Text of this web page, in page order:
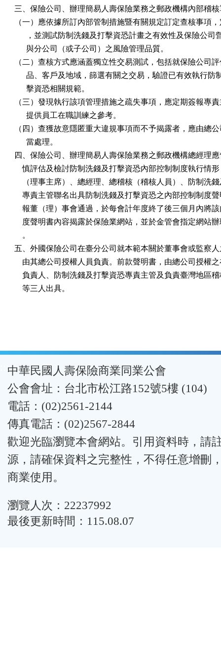
三、保險公司、辦理簡易人壽保險業務之郵政機構內部稽
（一）應依據所訂內部管制措施暨有關規定訂定查核事項
，並測試防制洗錢及打擊資恐計畫之有效性及保險公司
      與分公司（或子公司）之風險管理品質。
（二）查核方式應涵蓋獨立性交易測試，包括就保險公司
品、客戶及地域，篩選有關之交易，驗證已有效執行防
      擊資恐相關規範。
（三）發現執行該項管理措施之疏失事項，應定期簽報專
      提供員工在職訓練之參考。
（四）查獲故意隱匿重大違規事項而不予揭露者，應由總
      當處理。
四、保險公司、辦理簡易人壽保險業務之郵政機構總經理
慎評估及檢討防制洗錢及打擊資恐內部控制制度執行情
（理事主席）、總經理、總稽核（稽核人員）、防制洗
專責主管聯名出具防制洗錢及打擊資恐之內部控制制度
報董（理）事會通過，於每會計年度終了後三個月內將
度聲明書內容揭露於保險業網站，並於金管會指定網站
    。
五、外國保險公司在臺分公司就本範本關於董事會或監察
由其總公司授權人員負責。前款聲明書，由總公司授權
負責人、防制洗錢及打擊資恐專責主管及負責臺灣地區
    等三人出具。
:::中華民國人壽保險商業同業公會
公會會址：台北市松江路152號5樓 (104)
電話：(02)2561-2144
傳真電話：(02)2567-2844
歡迎光臨瀏覽本會網站。引用資料時，請
源，請確保資料之完整性，不得任意增刪
商業使用。
瀏覽人次：22237992
最後更新時間：115.08.07